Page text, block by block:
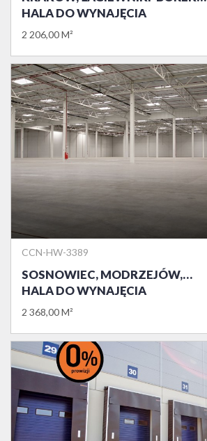
HALA DO WYNAJĘCIA
2 206,00 M²
CCN-HW-3389
SOSNOWIEC, MODRZEJÓW,…
HALA DO WYNAJĘCIA
2 368,00 M²